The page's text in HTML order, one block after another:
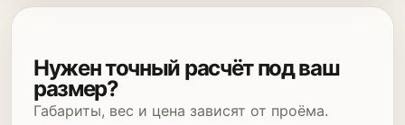
Нужен точный расчёт под ваш
размер?
Габариты, вес и цена зависят от проёма.